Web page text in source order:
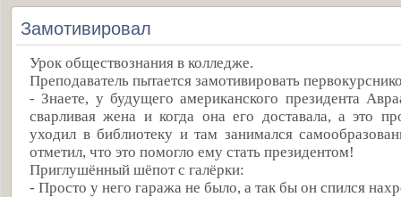
Замотивировал
Урок обществознания в колледже.
Преподаватель пытается замотивировать
- Знаете, у будущего американского президента
сварливая жена и когда она его доставала, а это
уходил в библиотеку и там занимался
отметил, что это помогло ему стать президентом!
Приглушённый шёпот с галёрки:
- Просто у него гаража не было, а так бы он спился